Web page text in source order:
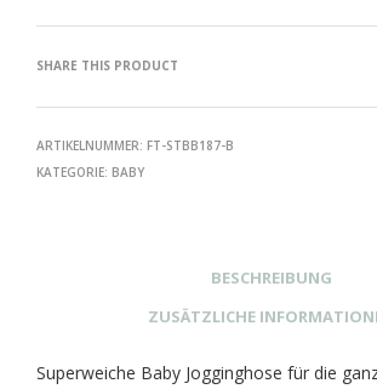
SHARE THIS PRODUCT
ARTIKELNUMMER: FT-STBB187-B
KATEGORIE: BABY
BESCHREIBUNG
ZUSÄTZLICHE
Superweiche Baby Jogginghose für die